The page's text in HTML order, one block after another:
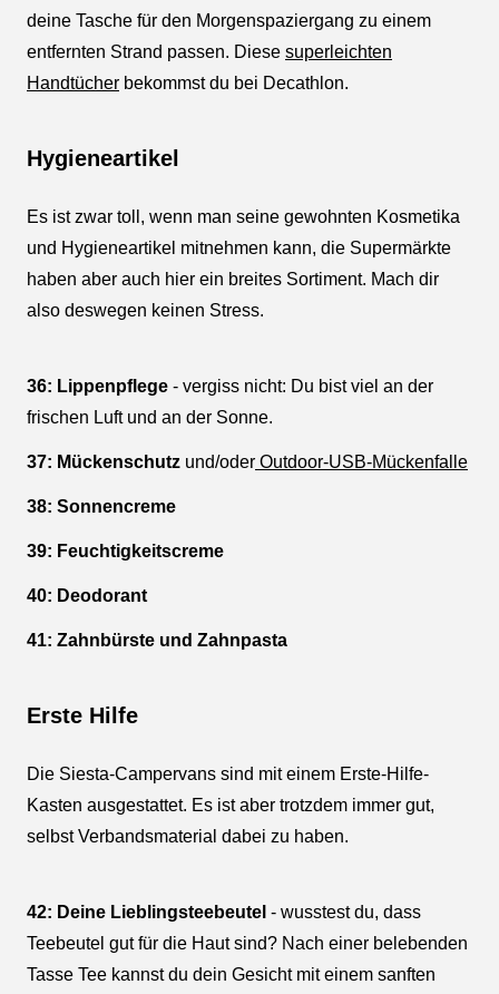
deine Tasche für den Morgenspaziergang zu einem
entfernten Strand passen. Diese superleichten
Handtücher bekommst du bei Decathlon.
Hygieneartikel
Es ist zwar toll, wenn man seine gewohnten Kosmetika
und Hygieneartikel mitnehmen kann, die Supermärkte
haben aber auch hier ein breites Sortiment. Mach dir
also deswegen keinen Stress.
36: Lippenpflege - vergiss nicht: Du bist viel an der
frischen Luft und an der Sonne.
37: Mückenschutz und/oder Outdoor-USB-Mückenfalle
38: Sonnencreme
39: Feuchtigkeitscreme
40: Deodorant
41: Zahnbürste und Zahnpasta
Erste Hilfe
Die Siesta-Campervans sind mit einem Erste-Hilfe-
Kasten ausgestattet. Es ist aber trotzdem immer gut,
selbst Verbandsmaterial dabei zu haben.
42: Deine Lieblingsteebeutel - wusstest du, dass
Teebeutel gut für die Haut sind? Nach einer belebenden
Tasse Tee kannst du dein Gesicht mit einem sanften